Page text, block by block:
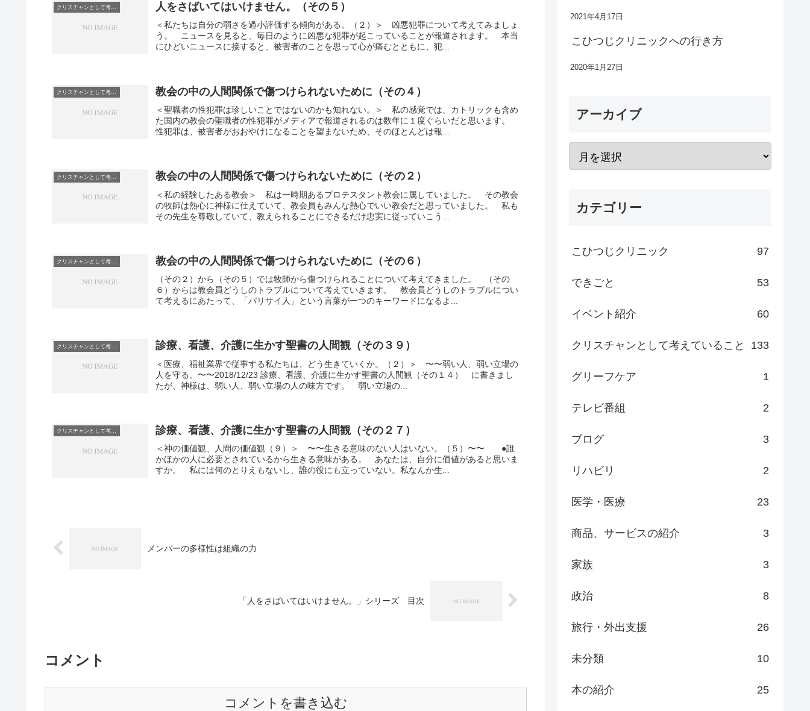
クリスチャンとして考えていること 人をさばいてはいけません。（その５）
＜私たちは自分の弱さを過小評価する傾向がある。（２）＞ 凶悪犯罪について考えてみましょ
う。 ニュースを見ると、毎日のように凶悪な犯罪が起こっていることが報道されます。 本当
にひどいニュースに接すると、被害者のことを思って心が痛むとともに、犯...
教会の中の人間関係で傷つけられないために（その４）
＜聖職者の性犯罪は珍しいことではないのかも知れない。＞ 私の感覚では、カトリックも含め
た国内の教会の聖職者の性犯罪がメディアで報道されるのは数年に１度ぐらいだと思います。
性犯罪は、被害者がおおやけになることを望まないため、そのほとんどは報...
教会の中の人間関係で傷つけられないために（その２）
＜私の経験したある教会＞ 私は一時期あるプロテスタント教会に属していました。 その教会
の牧師は熱心に神様に仕えていて、教会員もみんな熱心でいい教会だと思っていました。 私も
その先生を尊敬していて、教えられることにできるだけ忠実に従っていこう...
クリスチャンとして考えていること 教会の中の人間関係で傷つけられないために（その６）
（その２）から（その５）では牧師から傷つけられることについて考えてきました。 （その
６）からは教会員どうしのトラブルについて考えていきます。 教会員どうしのトラブルについ
て考えるにあたって、「パリサイ人」という言葉が一つのキーワードになるよ...
診療、看護、介護に生かす聖書の人間観（その３９）
＜医療、福祉業界で従事する私たちは、どう生きていくか。（２）＞ 〜〜弱い人、弱い立場の
人を守る。〜〜2018/12/23 診療、看護、介護に生かす聖書の人間観（その１４） に書きまし
たが、神様は、弱い人、弱い立場の人の味方です。 弱い立場の...
クリスチャンとして考えていること 診療、看護、介護に生かす聖書の人間観（その２７）
＜神の価値観、人間の価値観（９）＞ 〜〜生きる意味のない人はいない。（５）〜〜 ●誰
かほかの人に必要とされているから生きる意味がある。 あなたは、自分に価値があると思いま
すか。 私には何のとりえもないし、誰の役にも立っていない。私なんか生...
メンバーの多様性は組織の力
「人をさばいてはいけません。」シリーズ 目次
コメント
コメントを書き込む
2021年4月17日
こひつじクリニックへの行き方
2020年1月27日
アーカイブ
カテゴリー
こひつじクリニック 97
できごと 53
イベント紹介 60
クリスチャンとして考えていること 133
グリーフケア 1
テレビ番組 2
ブログ 3
リハビリ 2
医学・医療 23
商品、サービスの紹介 3
家族 3
政治 8
旅行・外出支援 26
未分類 10
本の紹介 25